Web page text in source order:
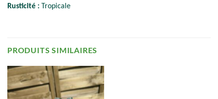
Rusticité : Tropicale
PRODUITS SIMILAIRES